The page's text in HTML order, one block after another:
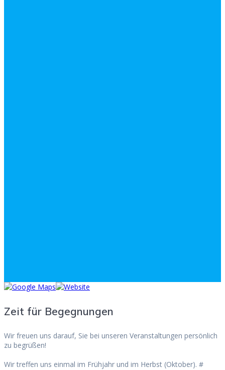
Zeit für Begegnungen
Wir freuen uns darauf, Sie bei unseren Veranstaltungen persönlich
zu begrüßen!
Wir treffen uns einmal im Frühjahr und im Herbst (Oktober). #